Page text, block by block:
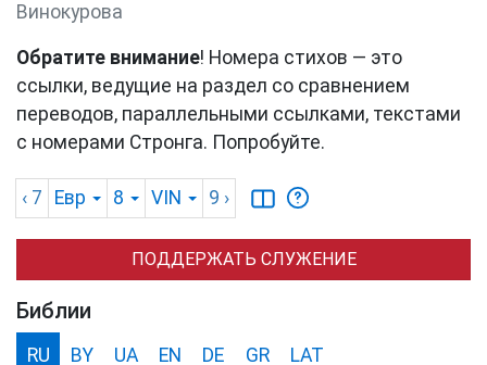
Винокурова
Обратите внимание! Номера стихов — это
ссылки, ведущие на раздел со сравнением
переводов, параллельными ссылками, текстами
с номерами Стронга. Попробуйте.
‹ 7 Евр 8 VIN 9 ›
ПОДДЕРЖАТЬ СЛУЖЕНИЕ
Библии
RU BY UA EN DE GR LAT